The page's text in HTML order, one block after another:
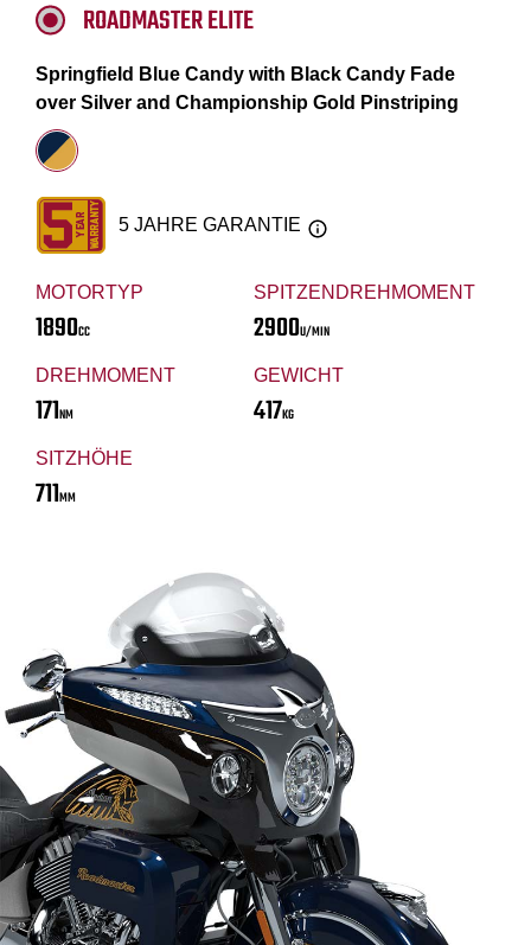
MOTORTYP
1890CC
SPITZENDREHMOMENT
2900U/MIN
DREHMOMENT
171NM
GEWICHT
417KG
SITZHÖHE
711MM
ROADMASTER ELITE
Springfield Blue Candy with Black Candy Fade
over Silver and Championship Gold Pinstriping
5 JAHRE GARANTIE